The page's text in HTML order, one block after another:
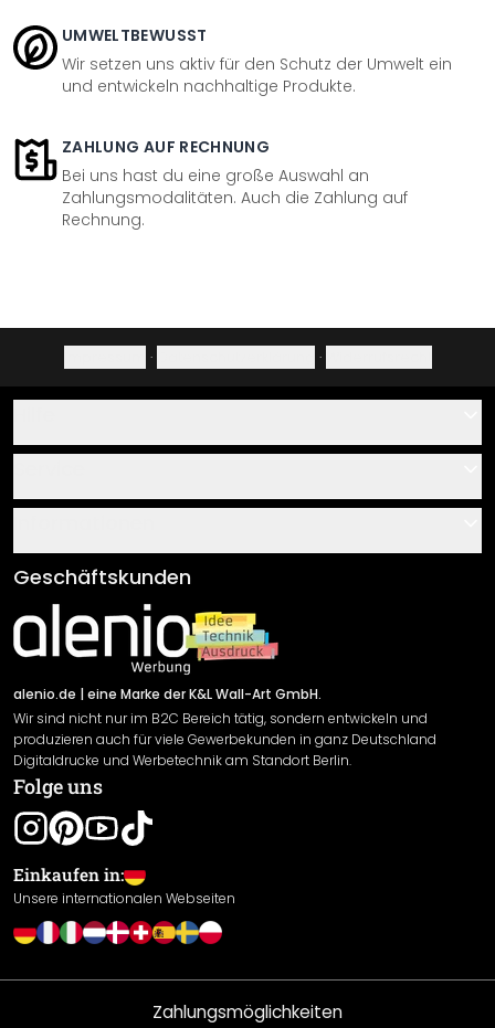
UMWELTBEWUSST
Wir setzen uns aktiv für den Schutz der Umwelt ein
und entwickeln nachhaltige Produkte.
ZAHLUNG AUF RECHNUNG
Bei uns hast du eine große Auswahl an
Zahlungsmodalitäten. Auch die Zahlung auf
Rechnung.
· ·
Über uns
Klebe- und Montageanleitungen
Newsletter An-/Abmeldung
Sendungsverfolgung
AGB
Impressum
Versand & Zahlung
Rücksendung
Widerrufsrecht
Datenschutzerklärung
Gewährleistung
Leistungserklärung / CE-Zeichen
Cookie Einstellungen
Geschäftskunden
alenio.de | eine Marke der K&L Wall-Art GmbH.
Wir sind nicht nur im B2C Bereich tätig, sondern entwickeln und
produzieren auch für viele Gewerbekunden in ganz Deutschland
Digitaldrucke und Werbetechnik am Standort Berlin.
Folge uns
Einkaufen in:
Unsere internationalen Webseiten
Zahlungsmöglichkeiten